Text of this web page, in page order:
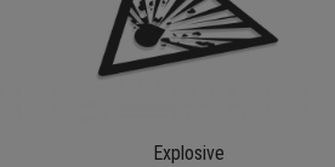
Explosive